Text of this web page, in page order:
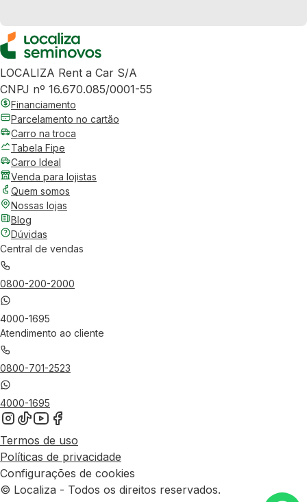
LOCALIZA Rent a Car S/A
CNPJ nº 16.670.085/0001-55
Financiamento
Parcelamento no cartão
Carro na troca
Tabela Fipe
Carro Ideal
Venda para lojistas
Quem somos
Nossas lojas
Blog
Dúvidas
Central de vendas
0800-200-2000
4000-1695
Atendimento ao cliente
0800-701-2523
4000-1695
Termos de uso
Políticas de privacidade
Configurações de cookies
© Localiza - Todos os direitos reservados.